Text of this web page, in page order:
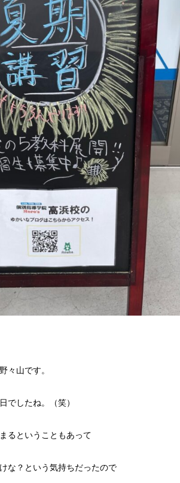
々山です。
でしたね。（笑）
るということもあって
な？という気持ちだったので